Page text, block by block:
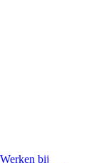
Werken bij